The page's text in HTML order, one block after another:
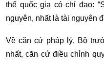
thể quốc gia có chỉ đạo:
nguyên, nhất là tài nguyên
Về căn cứ pháp lý, Bộ
nhất, căn cứ điều chỉnh